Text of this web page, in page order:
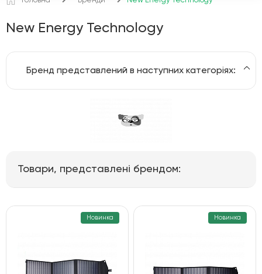
New Energy Technology
Бренд представлений в наступних категоріях:
Товари, представлені брендом:
Новинка Новинка